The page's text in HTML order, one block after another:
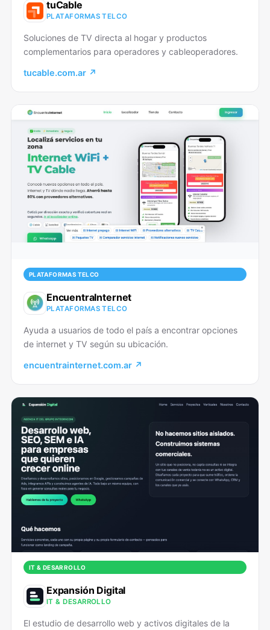
tuCable
PLATAFORMAS TELCO
Soluciones de TV directa al hogar y productos
complementarios para operadores y cableoperadores.
tucable.com.ar ↗
PLATAFORMAS TELCO
EncuentraInternet
PLATAFORMAS TELCO
Ayuda a usuarios de todo el país a encontrar opciones
de internet y TV según su ubicación.
encuentrainternet.com.ar ↗
IT & DESARROLLO
Expansión Digital
IT & DESARROLLO
El estudio de desarrollo web y activos digitales de la